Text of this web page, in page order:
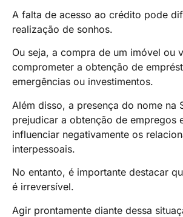
A falta de acesso ao crédito pode
realização de sonhos.
Ou seja, a compra de um imóvel ou
comprometer a obtenção de
emergências ou investimentos.
Além disso, a presença do nome na
prejudicar a obtenção de empregos
influenciar negativamente os
interpessoais.
No entanto, é importante destacar
é irreversível.
Agir prontamente diante dessa